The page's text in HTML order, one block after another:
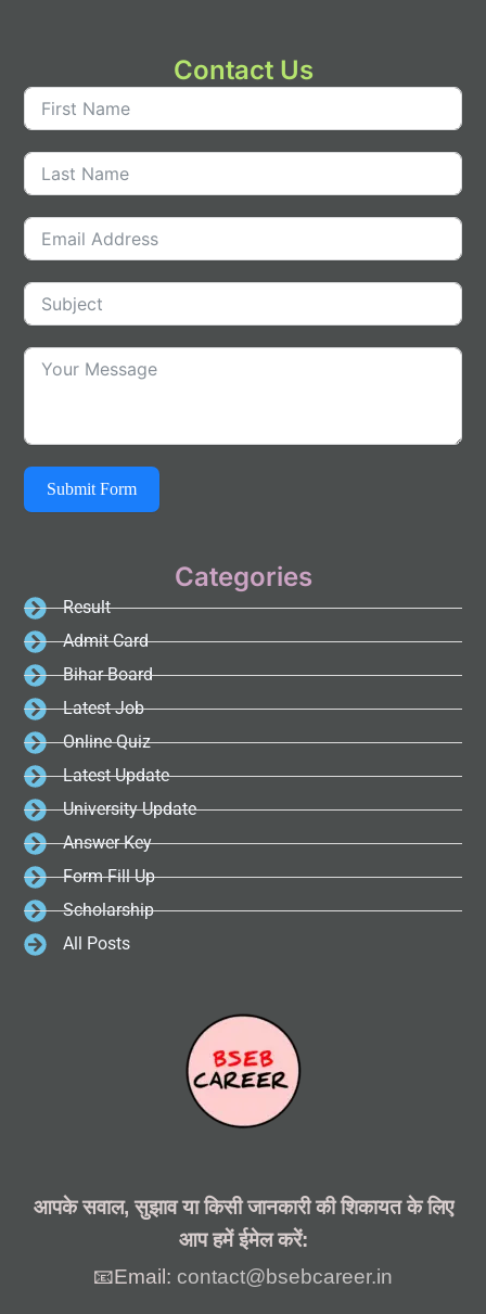
Contact Us
Submit Form
Categories
Result
Admit Card
Bihar Board
Latest Job
Online Quiz
Latest Update
University Update
Answer Key
Form Fill Up
Scholarship
All Posts
आपके सवाल, सुझाव या किसी जानकारी की शिकायत के लिए
आप हमें ईमेल करें:
📧Email: contact@bsebcareer.in